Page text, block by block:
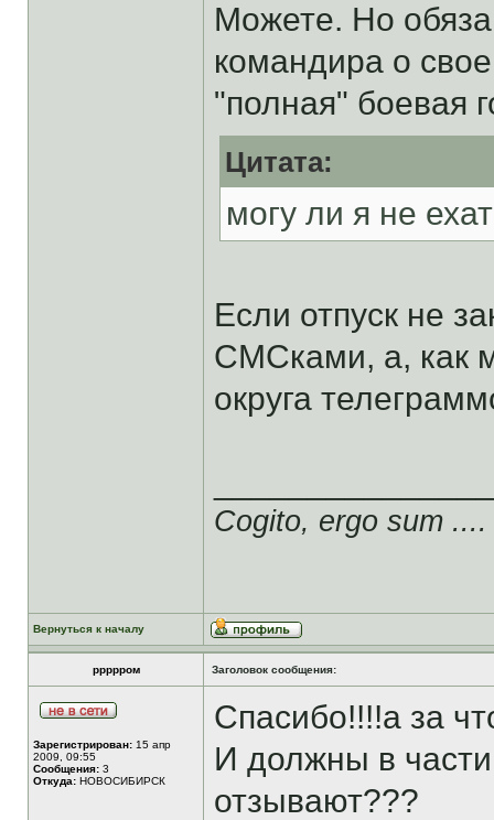
Можете. Но
командира о
"полная" боевая
Цитата:
могу ли я не
Если отпуск не
СМСками, а, как
округа
Cogito, ergo sum ....
Вернуться к началу
ррррром Заголовок сообщения:
Зарегистрирован: 15 апр
2009, 09:55
Сообщения: 3
Откуда: НОВОСИБИРСК
Спасибо!!!!а за
И должны в
отзывают???